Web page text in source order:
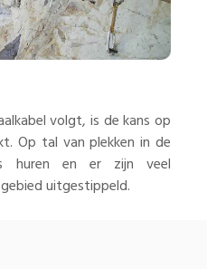
volgt, is de kans op
Op tal van plekken in de
huren en er zijn veel
uitgestippeld.